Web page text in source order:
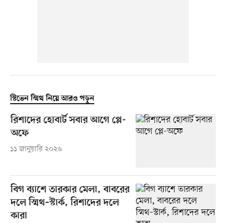
স্টিভেন স্মিথ নিয়ে আরও পড়ুন
রিশাদের হোবার্ট সবার আগে প্লে-
অফে
১১ জানুয়ারি ২০২৬
বিগ ব্যাশে তারকার মেলা, বাবরের
দলে স্মিথ–স্টার্ক, রিশাদের দলে
কারা